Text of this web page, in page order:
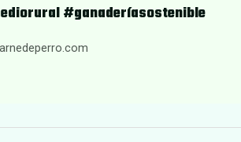
#ganaderíasostenible